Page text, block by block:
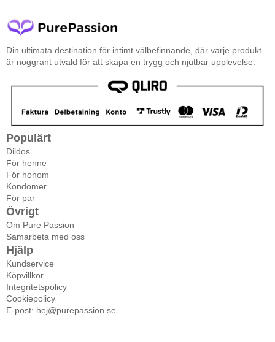
Din ultimata destination för intimt välbefinnande, där varje produkt
är noggrant utvald för att skapa en trygg och njutbar upplevelse.
Populärt
Dildos
För henne
För honom
Kondomer
För par
Övrigt
Om Pure Passion
Samarbeta med oss
Hjälp
Kundservice
Köpvillkor
Integritetspolicy
Cookiepolicy
E-post: hej@purepassion.se